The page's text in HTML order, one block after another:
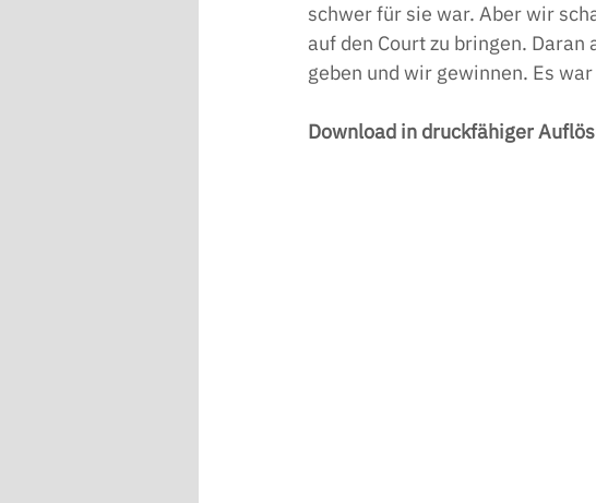
schwer für sie war. Aber wir
auf den Court zu bringen.
geben und wir gewinnen. Es
Download in druckfähiger